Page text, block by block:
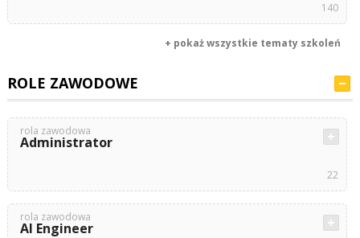
140
+ pokaż wszystkie tematy szkoleń
ROLE ZAWODOWE
rola zawodowa
Administrator
22
rola zawodowa
AI Engineer